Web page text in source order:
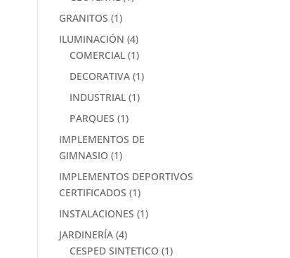
GRANITOS (1)
ILUMINACIÓN (4)
COMERCIAL (1)
DECORATIVA (1)
INDUSTRIAL (1)
PARQUES (1)
IMPLEMENTOS DE
GIMNASIO (1)
IMPLEMENTOS DEPORTIVOS
CERTIFICADOS (1)
INSTALACIONES (1)
JARDINERÍA (4)
CESPED SINTETICO (1)